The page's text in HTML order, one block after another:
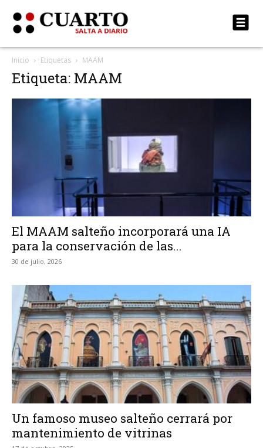
Inicio Etiquetas MAAM
Etiqueta: MAAM
El MAAM salteño incorporará una IA
para la conservación de las...
30 de julio, 2026
Un famoso museo salteño cerrará por
mantenimiento de vitrinas